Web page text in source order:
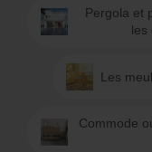
Pergola et
les
Les
Commode